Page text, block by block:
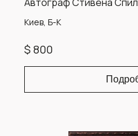
Киев, Б-К
$ 800